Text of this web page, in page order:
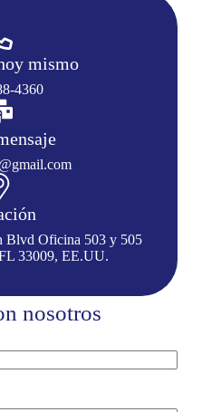
mismo
4360
Blvd Oficina 503 y 505
33009, EE.UU.
nosotros